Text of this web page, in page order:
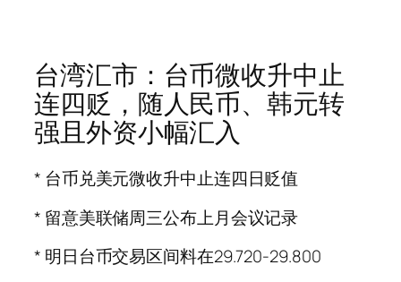
台湾汇市：台币微收升中止
连四贬，随人民币、韩元转
强且外资小幅汇入
* 台币兑美元微收升中止连四日贬值
* 留意美联储周三公布上月会议记录
* 明日台币交易区间料在29.720-29.800